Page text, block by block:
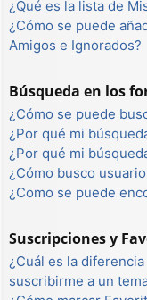
¿Qué es la lista de
¿Cómo se puede
Amigos e Ignorados?
Búsqueda en los
¿Cómo se puede
¿Por qué mi
¿Por qué mi
¿Cómo busco
¿Como se puede
Suscripciones y
¿Cuál es la
suscribirme a un